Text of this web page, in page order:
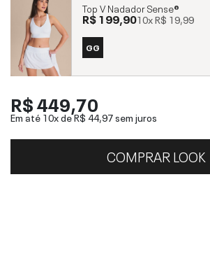
Top V Nadador Sense®
R$ 199,9010xR$ 19,99
GG
R$ 449,70
Em até 10x deR$ 44,97sem juros
COMPRAR LOOK